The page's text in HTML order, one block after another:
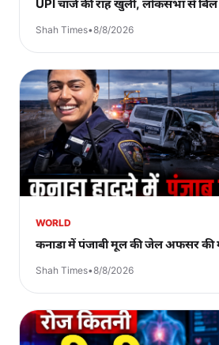
UPI चार्ज की राह खुली, लोकसभा से
Shah Times•8/8/2026
WORLD
कनाडा में पंजाबी मूल की जेल अफसर की
Shah Times•8/8/2026